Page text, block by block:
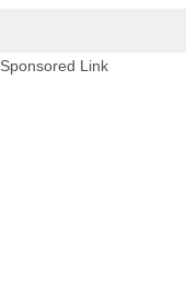
Sponsored Link